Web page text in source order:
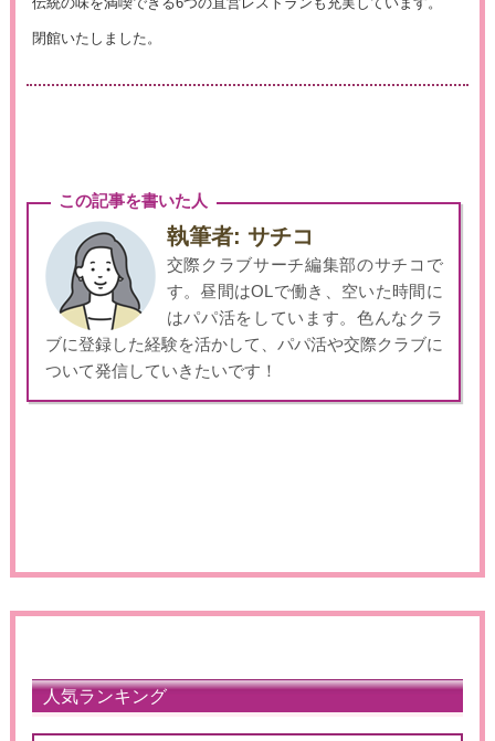
閉館いたしました。
この記事を書いた人
執筆者: サチコ
交際クラブサーチ編集部のサチコで
す。昼間はOLで働き、空いた時間に
はパパ活をしています。色んなクラ
ブに登録した経験を活かして、パパ活や交際クラブに
ついて発信していきたいです！
人気ランキング